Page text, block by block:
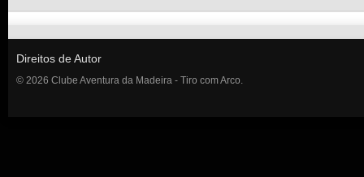
Direitos de Autor
© 2026 Clube Aventura da Madeira - Tiro com Arco.